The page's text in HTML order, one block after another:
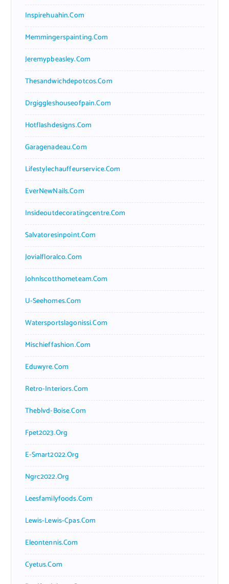
Inspirehuahin.com
Memmingerspainting.com
Jeremypbeasley.com
Thesandwichdepotcos.com
Drgiggleshouseofpain.com
Hotflashdesigns.com
Garagenadeau.com
Lifestylechauffeurservice.com
EverNewNails.com
Insideoutdecoratingcentre.com
Salvatoresinpoint.com
Jovialfloralco.com
Johnlscotthometeam.com
U-Seehomes.com
Watersportslagonissi.com
Mischieffashion.com
Eduwyre.com
Retro-Interiors.com
Theblvd-Boise.com
Fpet2023.org
E-Smart2022.org
Ngrc2022.org
Leesfamilyfoods.com
Lewis-Lewis-Cpas.com
Eleontennis.com
Cyetus.com